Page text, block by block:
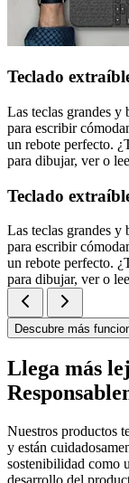
Teclado
Las teclas grandes y
para escribir
un rebote perfecto.
para dibujar, ver o
Teclado
Las teclas grandes y
para escribir
un rebote perfecto.
para dibujar, ver o
Descubre más
Llega más
Nuestros productos
y están
sostenibilidad como
desarrollo del